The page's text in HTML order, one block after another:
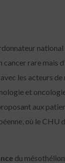
cancer rare mais
les acteurs
et
aux
où le CHU
du